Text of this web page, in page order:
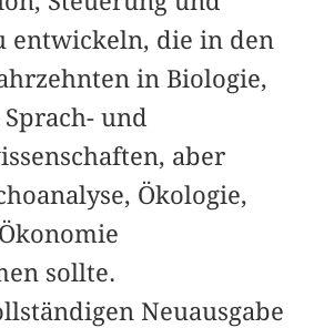
entwickeln, die in den
in Biologie,
und
aber
Ökologie,
sollte.
Neuausgabe